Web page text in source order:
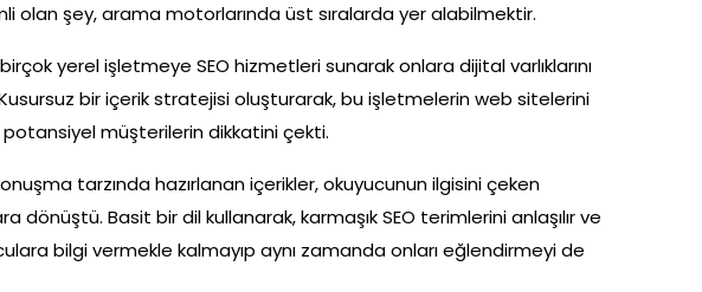
olan şey, arama motorlarında üst sıralarda yer alabilmektir.
yerel işletmeye SEO hizmetleri sunarak onlara dijital varlıklarını
bir içerik stratejisi oluşturarak, bu işletmelerin web sitelerini
müşterilerin dikkatini çekti.
tarzında hazırlanan içerikler, okuyucunun ilgisini çeken
dönüştü. Basit bir dil kullanarak, karmaşık SEO terimlerini anlaşılır ve
bilgi vermekle kalmayıp aynı zamanda onları eğlendirmeyi de